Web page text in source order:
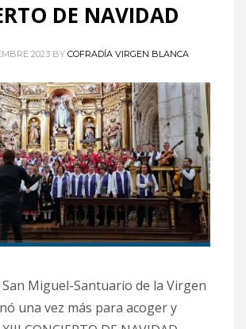
DE NAVIDAD
2023 BY COFRADÍA VIRGEN BLANCA
San Miguel-Santuario de la Virgen
una vez más para acoger y